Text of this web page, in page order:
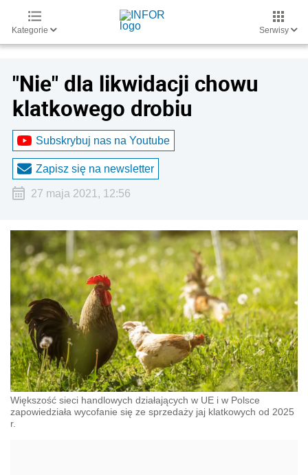
Kategorie Serwisy
"Nie" dla likwidacji chowu
klatkowego drobiu
Subskrybuj nas na Youtube
Zapisz się na newsletter
27 maja 2021, 12:56
Większość sieci handlowych działających w UE i w Polsce
zapowiedziała wycofanie się ze sprzedaży jaj klatkowych od 2025
r.